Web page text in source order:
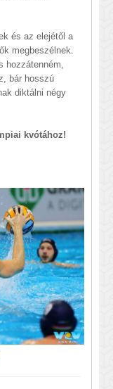
és az elejétől a
megbeszélnek.
hozzátenném,
bár hosszú
diktálni négy
kvótához!